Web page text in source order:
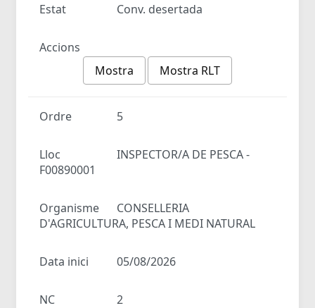
Estat Conv. desertada
Accions
Mostra
Mostra RLT
Ordre 5
Lloc
INSPECTOR/A DE PESCA -
F00890001
Organisme
CONSELLERIA
D'AGRICULTURA, PESCA I MEDI NATURAL
Data inici 05/08/2026
NC 2